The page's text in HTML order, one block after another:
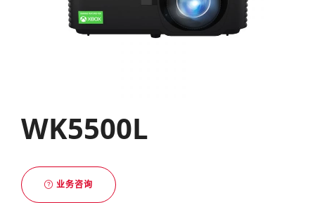
WK5500L
业务咨询